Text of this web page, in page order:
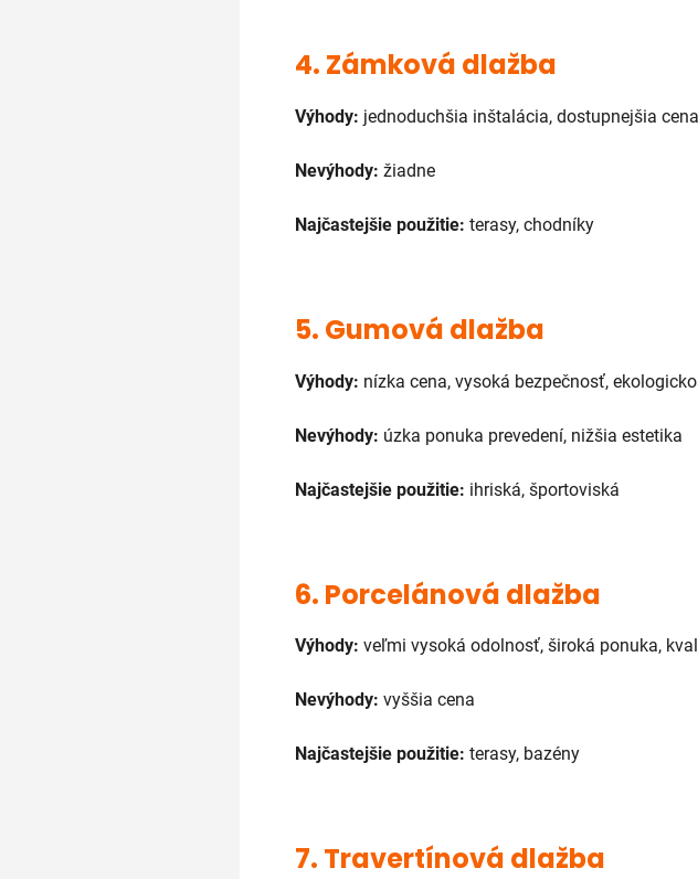
4. Zámková dlažba
Výhody: jednoduchšia inštalácia, dostupnejšia
Nevýhody: žiadne
Najčastejšie použitie: terasy, chodníky
5. Gumová dlažba
Výhody: nízka cena, vysoká bezpečnosť,
Nevýhody: úzka ponuka prevedení, nižšia estetika
Najčastejšie použitie: ihriská, športoviská
6. Porcelánová dlažba
Výhody: veľmi vysoká odolnosť, široká ponuka,
Nevýhody: vyššia cena
Najčastejšie použitie: terasy, bazény
7. Travertínová dlažba